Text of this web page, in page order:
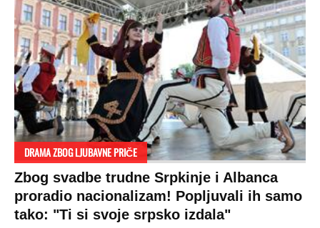
izdvojiti ozbiljnu sumu novca: Nečija cela
plata ode na svega 20 gostiju
VESTI
Politika
Društvo
Hronika
Ekonomija
Kosovo
SHOWBIZ
Rijaliti
Zvezde
Holivud
Kviz
SPORT
Fudbal
Košarka
Tenis
Ostali sportovi
Navijači
Showtime
VIRALNO
Bizar
Svaštara
Tiktok